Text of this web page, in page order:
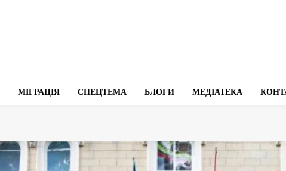
МІГРАЦІЯ СПЕЦТЕМА БЛОГИ МЕДІАТЕКА